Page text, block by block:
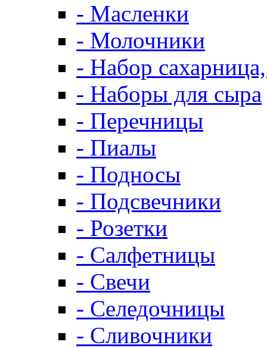
- Масленки
- Молочники
- Набор
- Наборы для сыра
- Перечницы
- Пиалы
- Подносы
- Подсвечники
- Розетки
- Салфетницы
- Свечи
- Селедочницы
- Сливочники